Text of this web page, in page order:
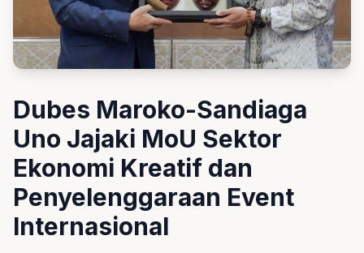
Dubes Maroko-Sandiaga
Uno Jajaki MoU Sektor
Ekonomi Kreatif dan
Penyelenggaraan Event
Internasional